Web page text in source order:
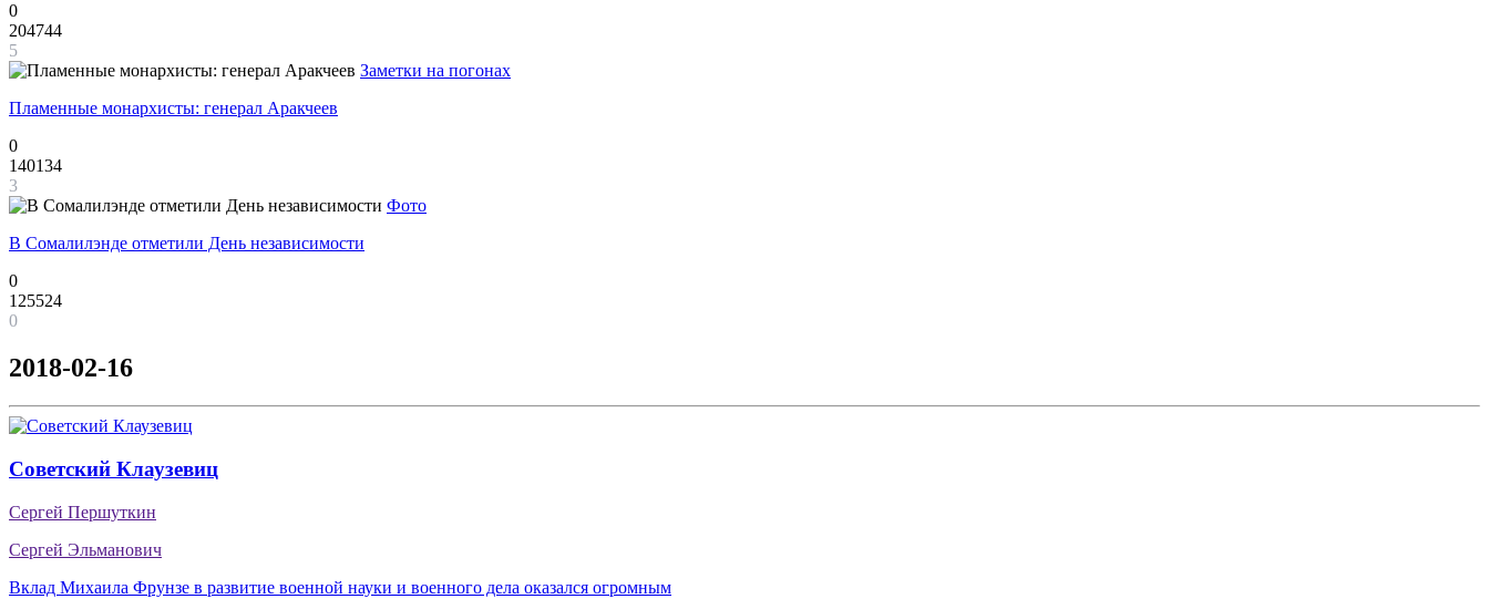
0
204744
5
Заметки на погонах
Пламенные монархисты: генерал Аракчеев
0
140134
3
Фото
В Сомалилэнде отметили День независимости
0
125524
0
2018-02-16
Советский Клаузевиц
Сергей Першуткин
Сергей Эльманович
Вклад Михаила Фрунзе в развитие военной науки и военного дела оказался огромным